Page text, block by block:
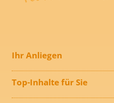
Ihr Anliegen
Top-Inhalte für Sie